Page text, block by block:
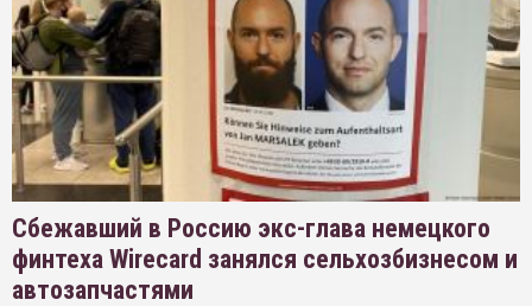
Сбежавший в Россию экс-глава немецкого
финтеха Wirecard занялся сельхозбизнесом и
автозапчастями